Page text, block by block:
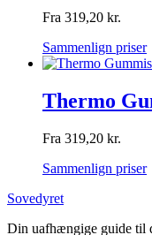
Fra 319,20 kr.
Sammenlign priser
Thermo
Fra 319,20 kr.
Sammenlign priser
Sovedyret
Din uafhængige guide til